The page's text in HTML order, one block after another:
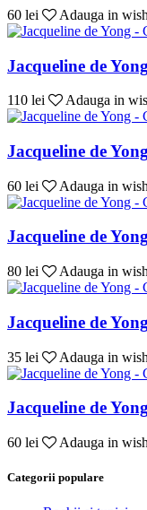
60 lei Adauga in
Jacqueline de
110 lei Adauga in
Jacqueline de
60 lei Adauga in
Jacqueline de
80 lei Adauga in
Jacqueline de
35 lei Adauga in
Jacqueline de
60 lei Adauga in
Categorii populare